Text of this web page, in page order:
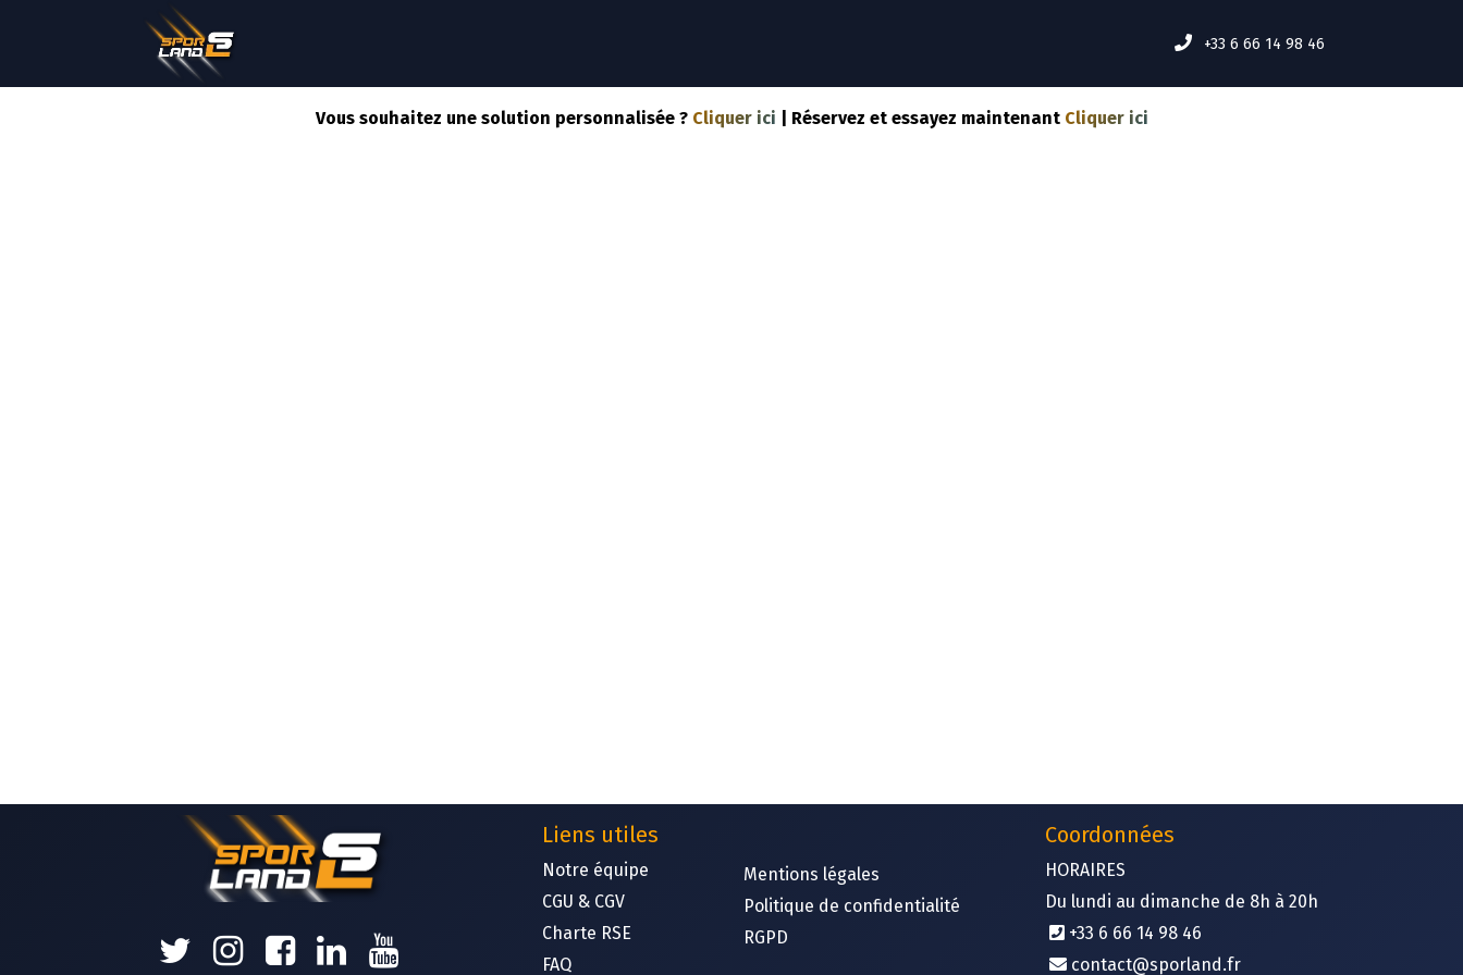
Événements INSCRIPTION
+33 6 66 14 98 46
Vous souhaitez une solution personnalisée ? Cliquer ici | Réservez et essayez maintenant Cliquer ici
Coordonnées
HORAIRES
Du lundi au dimanche de 8h à 20h
+33 6 66 14 98 46 ​
contact@sporland.fr
Liens utiles
Notre équipe​
CGU & CGV
Charte RSE
FAQ
Mentions légales
Politique de confidentialité
RGPD